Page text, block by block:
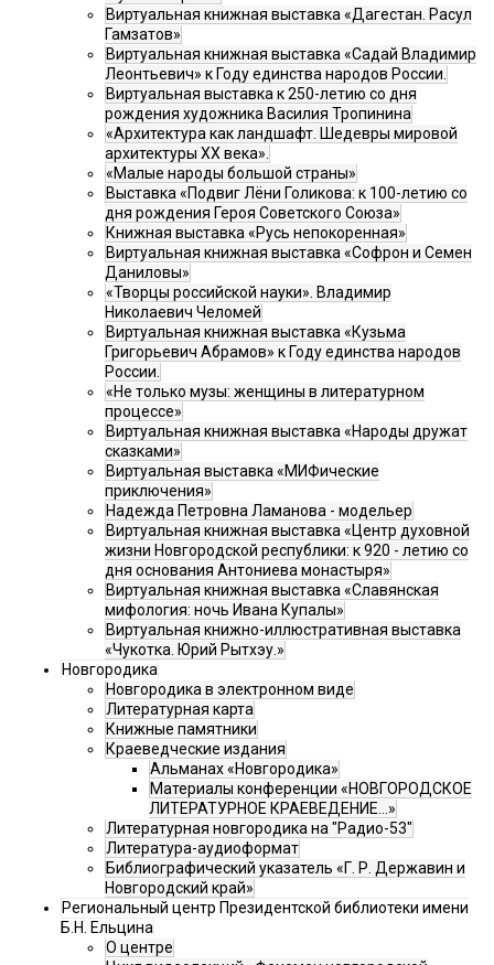
Виртуальная книжная выставка «Дагестан. Расул
Гамзатов»
Виртуальная книжная выставка «Садай Владимир
Леонтьевич» к Году единства народов России.
Виртуальная выставка к 250-летию со дня
рождения художника Василия Тропинина
«Архитектура как ландшафт. Шедевры мировой
архитектуры XX века».
«Малые народы большой страны»
Выставка «Подвиг Лёни Голикова: к 100-летию со
дня рождения Героя Советского Союза»
Книжная выставка «Русь непокоренная»
Виртуальная книжная выставка «Софрон и Семен
Даниловы»
«Творцы российской науки». Владимир
Николаевич Челомей
Виртуальная книжная выставка «Кузьма
Григорьевич Абрамов» к Году единства народов
России.
«Не только музы: женщины в литературном
процессе»
Виртуальная книжная выставка «Народы дружат
сказками»
Виртуальная выставка «МИФические
приключения»
Надежда Петровна Ламанова - модельер
Виртуальная книжная выставка «Центр духовной
жизни Новгородской республики: к 920 - летию со
дня основания Антониева монастыря»
Виртуальная книжная выставка «Славянская
мифология: ночь Ивана Купалы»
Виртуальная книжно-иллюстративная выставка
«Чукотка. Юрий Рытхэу.»
Новгородика
Новгородика в электронном виде
Литературная карта
Книжные памятники
Краеведческие издания
Альманах «Новгородика»
Материалы конференции «НОВГОРОДСКОЕ
ЛИТЕРАТУРНОЕ КРАЕВЕДЕНИЕ...»
Литературная новгородика на "Радио-53"
Литература-аудиоформат
Библиографический указатель «Г. Р. Державин и
Новгородский край»
Региональный центр Президентской библиотеки имени
Б.Н. Ельцина
О центре